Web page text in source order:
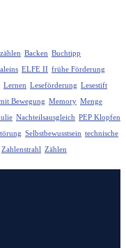
Backen Buchtipp
ELFE II frühe Förderung
Lernen Leseförderung Lesestift
Bewegung Memory Menge
Nachteilsausgleich PEP Klopfen
Selbstbewusstsein technische
Zahlenstrahl Zählen